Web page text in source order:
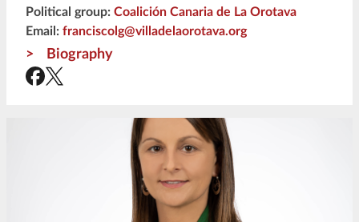
Political group: Coalición Canaria de La Orotava
Email: franciscolg@villadelaorotava.org
Biography